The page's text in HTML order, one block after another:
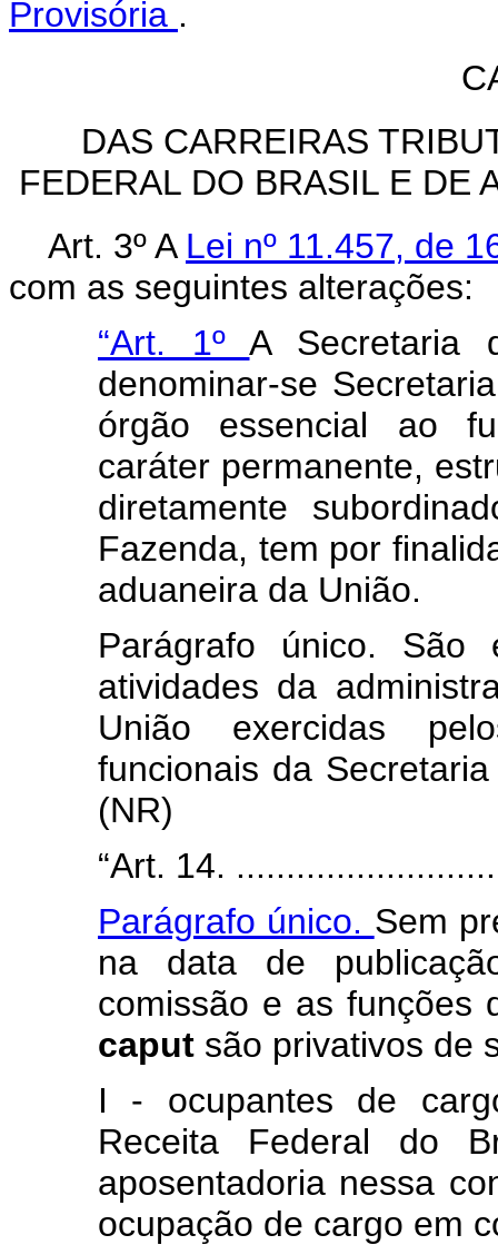
Provisória .
DAS CARREIRAS
FEDERAL DO BRASIL E DE
Art. 3º A Lei nº 11.457, de
com as seguintes alterações:
“Art. 1ºA Secretaria
denominar-se
órgão essencial ao
caráter permanente,
diretamente
Fazenda, tem por
aduaneira da União.
Parágrafo único. São
atividades da
União exercidas
funcionais da
(NR)
“Art. 14.
Parágrafo único. Sem
na data de
comissão e as funções
caput são privativos de
I - ocupantes de
Receita Federal do
aposentadoria nessa
ocupação de cargo em